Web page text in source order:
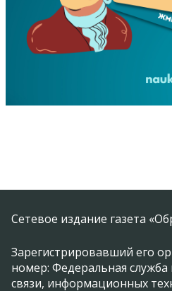
Сетевое издание газета
Зарегистрировавший его
номер: Федеральная служба
связи, информационных